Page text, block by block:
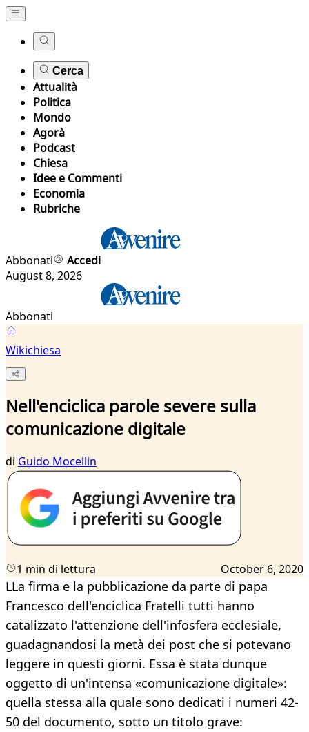
Cerca
Attualità
Politica
Mondo
Agorà
Podcast
Chiesa
Idee e Commenti
Economia
Rubriche
Abbonati
Accedi
August 8, 2026
Abbonati
Wikichiesa
Nell'enciclica parole severe sulla
comunicazione digitale
di Guido Mocellin
1 min di lettura October 6, 2020
LLa firma e la pubblicazione da parte di papa
Francesco dell'enciclica Fratelli tutti hanno
catalizzato l'attenzione dell'infosfera ecclesiale,
guadagnandosi la metà dei post che si potevano
leggere in questi giorni. Essa è stata dunque
oggetto di un'intensa «comunicazione digitale»:
quella stessa alla quale sono dedicati i numeri 42-
50 del documento, sotto un titolo grave: